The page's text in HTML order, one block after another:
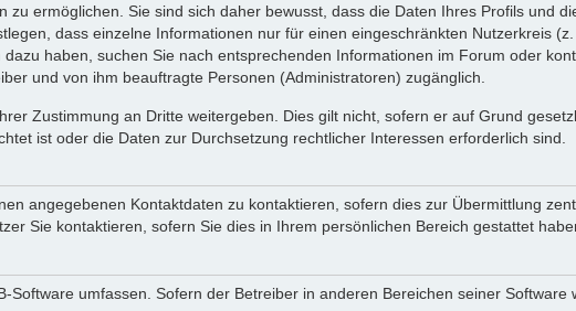
ermöglichen. Sie sind sich daher bewusst, dass die Daten Ihres Profils und
dass einzelne Informationen nur für einen eingeschränkten Nutzerkreis
haben, suchen Sie nach entsprechenden Informationen im Forum oder
und von ihm beauftragte Personen (Administratoren) zugänglich.
Zustimmung an Dritte weitergeben. Dies gilt nicht, sofern er auf Grund
ist oder die Daten zur Durchsetzung rechtlicher Interessen erforderlich sind.
angegebenen Kontaktdaten zu kontaktieren, sofern dies zur Übermittlung
Sie kontaktieren, sofern Sie dies in Ihrem persönlichen Bereich gestattet
Software umfassen. Sofern der Betreiber in anderen Bereichen seiner Software